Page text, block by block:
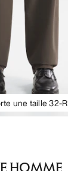
une taille 32-R
HOMME